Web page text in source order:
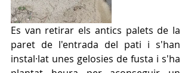
Es van retirar els antics palets de la
paret de l'entrada del pati i s'han
instal·lat unes gelosies de fusta i s'ha